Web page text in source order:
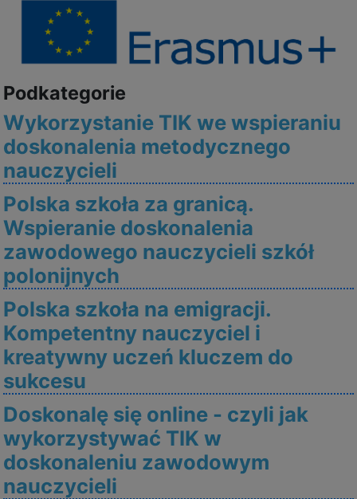
Podkategorie
Wykorzystanie TIK we wspieraniu
doskonalenia metodycznego
nauczycieli
Polska szkoła za granicą.
Wspieranie doskonalenia
zawodowego nauczycieli szkół
polonijnych
Polska szkoła na emigracji.
Kompetentny nauczyciel i
kreatywny uczeń kluczem do
sukcesu
Doskonalę się online - czyli jak
wykorzystywać TIK w
doskonaleniu zawodowym
nauczycieli